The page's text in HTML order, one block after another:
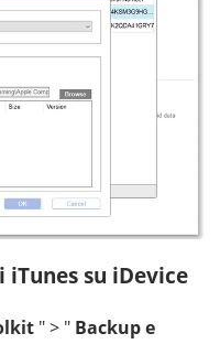
su iDevice
" > " Backup e